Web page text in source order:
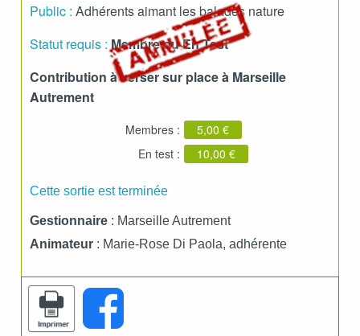
Public : Adhérents aimant les balades nature
Statut requis : Membre ou En Test
Contribution à verser sur place à Marseille
Autrement
Membres :
5,00 €
En test :
10,00 €
Cette sortie est terminée
Gestionnaire : Marseille Autrement
Animateur : Marie-Rose Di Paola, adhérente